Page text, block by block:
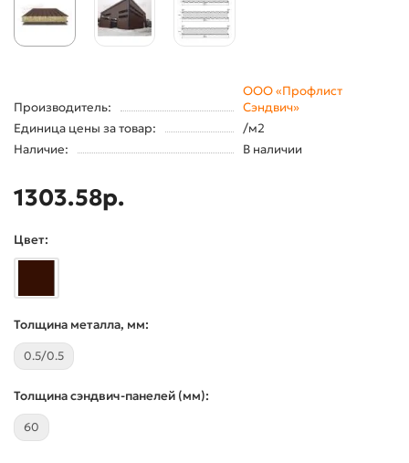
Производитель:
ООО «Профлист
Сэндвич»
Единица цены за товар:
/м2
Наличие:
В наличии
1303.58р.
Цвет:
Толщина металла, мм:
0.5/0.5
Толщина сэндвич-панелей (мм):
60